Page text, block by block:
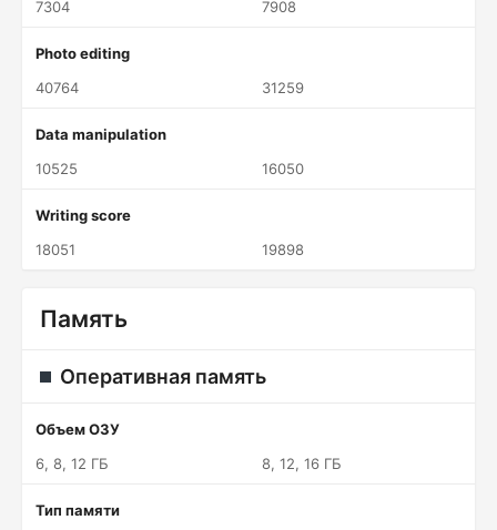
7304
7908
Photo editing
40764
31259
Data manipulation
10525
16050
Writing score
18051
19898
Память
Оперативная память
Объем ОЗУ
6, 8, 12 ГБ
8, 12, 16 ГБ
Тип памяти